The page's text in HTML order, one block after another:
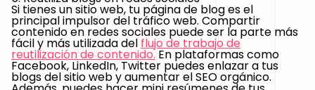
Si tienes un sitio web, tu página de blog es el
principal impulsor del tráfico web. Compartir
contenido en redes sociales puede ser la parte más
fácil y más utilizada del flujo de trabajo de
reutilización de contenido. En plataformas como
Facebook, LinkedIn, Twitter puedes enlazar a tus
blogs del sitio web y aumentar el SEO orgánico.